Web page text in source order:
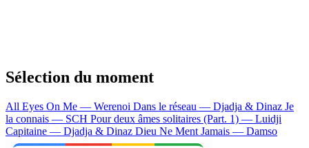
Sélection du moment
All Eyes On Me — Werenoi Dans le réseau — Djadja & Dinaz Je
la connais — SCH Pour deux âmes solitaires (Part. 1) — Luidji
Capitaine — Djadja & Dinaz Dieu Ne Ment Jamais — Damso